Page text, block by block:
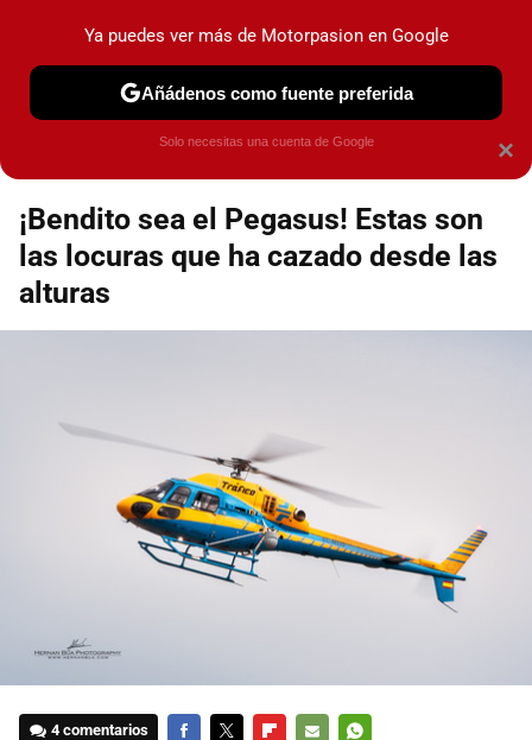
marca que se menciona
Espacio Toyota
¡Bendito sea el Pegasus! Estas son
las locuras que ha cazado desde las
alturas
4 comentarios
×
Ya puedes ver más de Motorpasion en Google
Añádenos como fuente preferida
Solo necesitas una cuenta de Google